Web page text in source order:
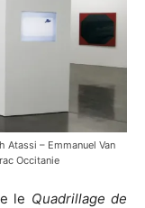
Atassi – Emmanuel Van
Occitanie
le Quadrillage de